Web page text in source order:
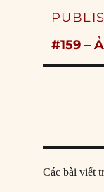
Post
#159 –
Các bài viết